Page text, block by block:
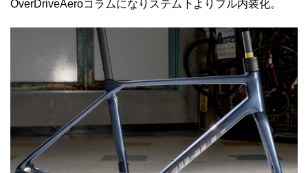
OverDriveAeroコラムになりステム下よりフル内装化。